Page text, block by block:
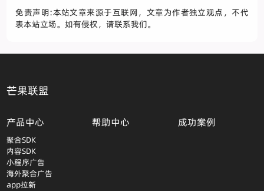
免责声明:本站文章来源于互联网，文章为作者独立观点，不代
表本站立场。如有侵权，请联系我们。
芒果联盟
产品中心
聚合SDK
内容SDK
小程序广告
海外聚合广告
app拉新
帮助中心 成功案例